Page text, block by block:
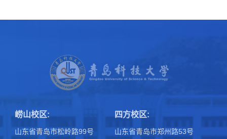
崂山校区:
山东省青岛市松岭路99号
四方校区:
山东省青岛市郑州路53号